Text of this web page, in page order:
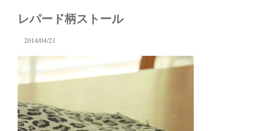
レパード柄ストール
2014/04/21